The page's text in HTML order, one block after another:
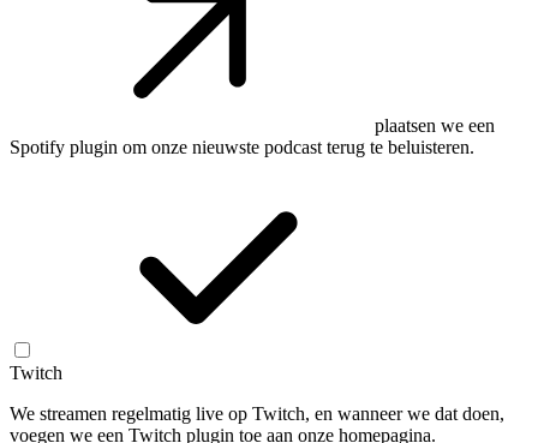
plaatsen we een
Spotify plugin om onze nieuwste podcast terug te beluisteren.
Twitch
We streamen regelmatig live op Twitch, en wanneer we dat doen,
voegen we een Twitch plugin toe aan onze homepagina.